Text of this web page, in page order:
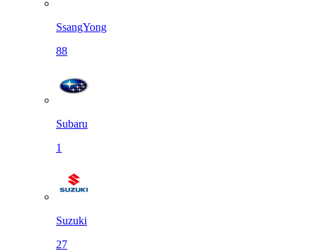
SsangYong
88
Subaru
1
Suzuki
27